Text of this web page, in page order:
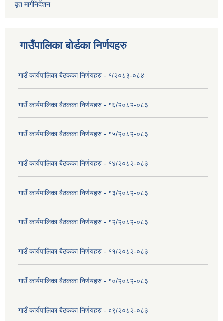
वृत मार्गनिर्देशन
गाउँपालिका बोर्डका निर्णयहरु
गाउँ कार्यपालिका बैठकका निर्णयहरु - १/२०८३-०८४
गाउँ कार्यपालिका बैठकका निर्णयहरु - १६/२०८२-०८३
गाउँ कार्यपालिका बैठकका निर्णयहरु - १५/२०८२-०८३
गाउँ कार्यपालिका बैठकका निर्णयहरु - १४/२०८२-०८३
गाउँ कार्यपालिका बैठकका निर्णयहरु - १३/२०८२-०८३
गाउँ कार्यपालिका बैठकका निर्णयहरु - १२/२०८२-०८३
गाउँ कार्यपालिका बैठकका निर्णयहरु - ११/२०८२-०८३
गाउँ कार्यपालिका बैठकका निर्णयहरु - १०/२०८२-०८३
गाउँ कार्यपालिका बैठकका निर्णयहरु - ०९/२०८२-०८३